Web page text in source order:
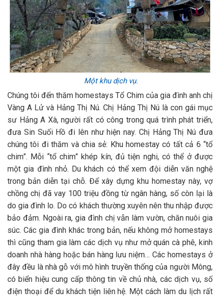
Một khu dịch vụ.
Chúng tôi đến thăm homestays Tổ Chim của gia đình anh chị
Vàng A Lử và Hảng Thị Nú. Chị Hảng Thị Nú là con gái mục
sư Hảng A Xà, người rất có công trong quá trình phát triển,
đưa Sin Suối Hồ đi lên như hiện nay. Chị Hảng Thị Nú đưa
chúng tôi đi thăm và chia sẻ: Khu homestay có tất cả 6 “tổ
chim”. Mỗi “tổ chim” khép kín, đủ tiện nghi, có thể ở được
một gia đình nhỏ. Du khách có thể xem đội diễn văn nghệ
trong bản diễn tại chỗ. Để xây dựng khu homestay này, vợ
chồng chị đã vay 100 triệu đồng từ ngân hàng, số còn lại là
do gia đình lo. Do có khách thường xuyên nên thu nhập được
bảo đảm. Ngoài ra, gia đình chị vẫn làm vườn, chăn nuôi gia
súc. Các gia đình khác trong bản, nếu không mở homestays
thì cũng tham gia làm các dịch vụ như mở quán cà phê, kinh
doanh nhà hàng hoặc bán hàng lưu niệm… Các homestays ở
đây đều là nhà gỗ với mô hình truyền thống của người Mông,
có biển hiệu cung cấp thông tin về chủ nhà, các dịch vụ, số
điện thoại để du khách tiện liên hệ. Một cách làm du lịch rất